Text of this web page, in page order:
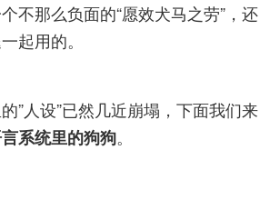
不那么负面的“愿效犬马之劳”，还
起用的。
”人设”已然几近崩塌，下面我们来
系统里的狗狗。